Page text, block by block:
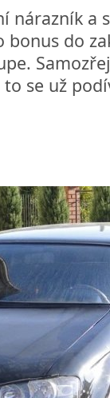
nárazník a
do
se už